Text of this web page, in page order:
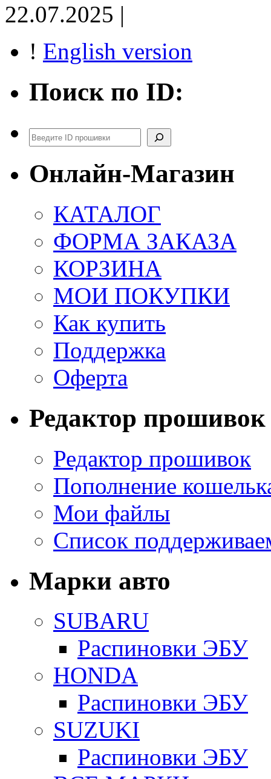
22.07.2025 |
! English version
Поиск по ID:
Поиск
Онлайн-Магазин
КАТАЛОГ
ФОРМА ЗАКАЗА
КОРЗИНА
МОИ ПОКУПКИ
Как купить
Поддержка
Оферта
Редактор прошивок
Редактор прошивок
Пополнение
Мои файлы
Список
Марки авто
SUBARU
Распиновки ЭБУ
HONDA
Распиновки ЭБУ
SUZUKI
Распиновки ЭБУ